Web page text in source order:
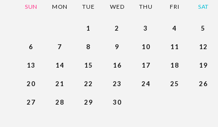
SUN MON TUE WED THU FRI SAT
1 2 3 4 5
6 7 8 9 10 11 12
13 14 15 16 17 18 19
20 21 22 23 24 25 26
27 28 29 30